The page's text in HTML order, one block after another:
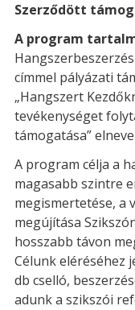
Szerződött
A program
címmel pályázati
„Hangszert
tevékenységet
támogatása”
A program célja a
magasabb szintre
megismertetése, a
megújítása
hosszabb távon
Célunk eléréséhez
db cselló,
adunk a szikszói